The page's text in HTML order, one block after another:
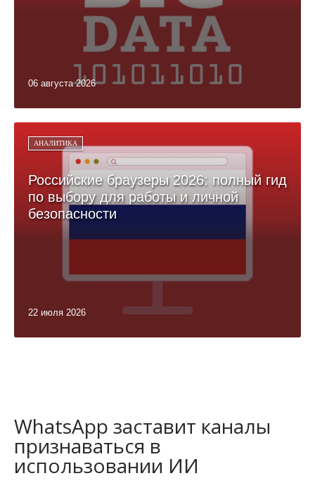
06 августа 2026
АНАЛИТИКА
Российские браузеры 2026: полный гид
по выбору для работы и личной
безопасности
22 июля 2026
WhatsApp заставит каналы
признаваться в
использовании ИИ